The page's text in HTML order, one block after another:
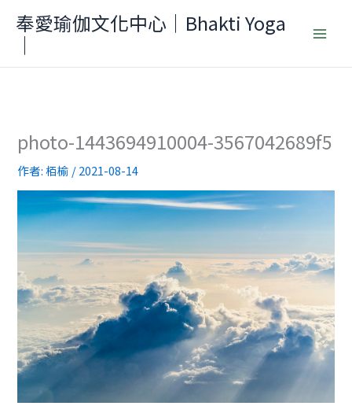
要
奉愛瑜伽文化中心｜Bhakti Yoga
｜
photo-1443694910004-3567042689f5
作者:栢榆 /2021-08-14